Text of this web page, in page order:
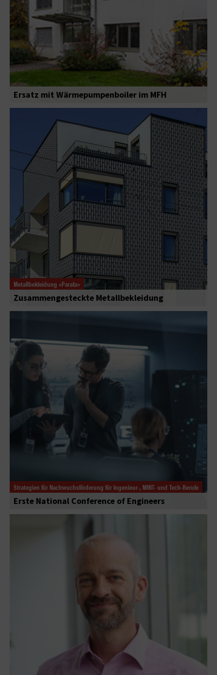
Ersatz mit Wärmepumpenboiler im MFH
Metallbekleidung «Parafa»
Zusammengesteckte Metallbekleidung
Strategien für Nachwuchsförderung für Ingenieur-, MINT- und Tech-Berufe
Erste National Conference of Engineers